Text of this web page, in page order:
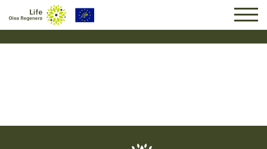
Solicitud #24287